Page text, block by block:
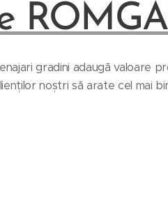
gradini adaugă valoare
noștri să arate cel mai